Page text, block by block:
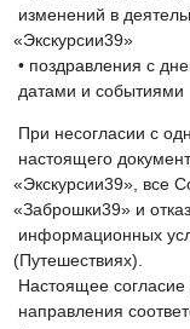
изменений в
«Экскурсии39»
• поздравления с
датами и событиями
При несогласии с
настоящего
«Экскурсии39», все
«Заброшки39» и
информационных
(Путешествиях).
Настоящее согласие
направления